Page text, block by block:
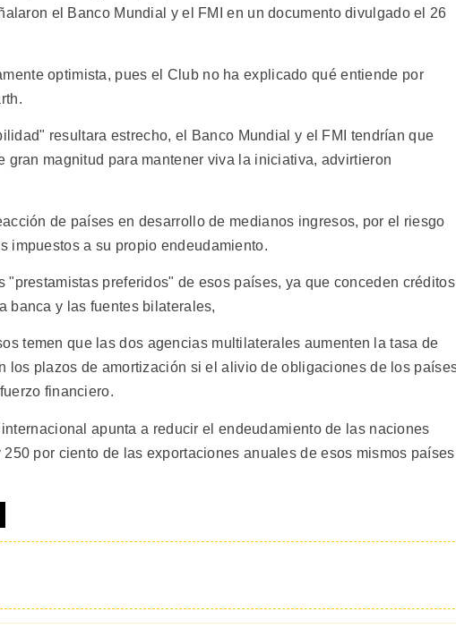
el Banco Mundial y el FMI en un documento divulgado el 26
optimista, pues el Club no ha explicado qué entiende por
resultara estrecho, el Banco Mundial y el FMI tendrían que
gran magnitud para mantener viva la iniciativa, advirtieron
de países en desarrollo de medianos ingresos, por el riesgo
impuestos a su propio endeudamiento.
"prestamistas preferidos" de esos países, ya que conceden créditos
banca y las fuentes bilaterales,
temen que las dos agencias multilaterales aumenten la tasa de
los plazos de amortización si el alivio de obligaciones de los
financiero.
apunta a reducir el endeudamiento de las naciones
por ciento de las exportaciones anuales de esos mismos